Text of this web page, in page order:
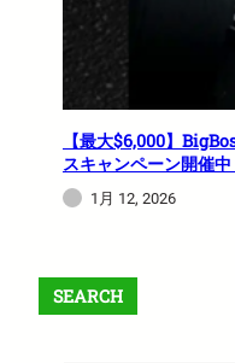
【最大$6,000】
スキャンペーン開催中
1月 12, 2026
SEARCH